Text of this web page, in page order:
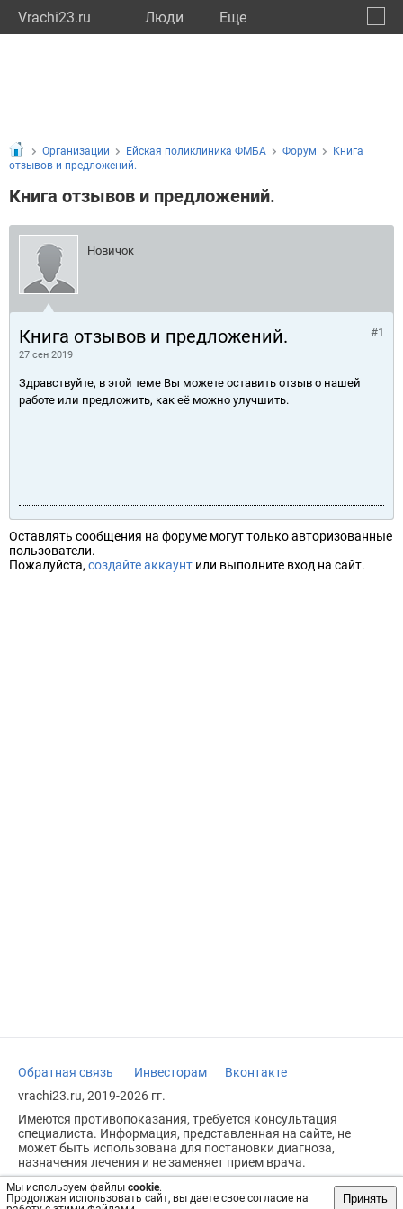
Vrachi23.ru Люди Eще
Мы используем файлы cookie.
Продолжая использовать сайт, вы даете свое согласие на
Принять
Организации Ейская поликлиника ФМБА Форум
Книга
отзывов и предложений.
Книга отзывов и предложений.
Новичок
Книга отзывов и предложений.
27 сен 2019
#1
Здравствуйте, в этой теме Вы можете оставить отзыв о нашей
работе или предложить, как её можно улучшить.
Оставлять сообщения на форуме могут только авторизованные
пользователи.
Пожалуйста, создайте аккаунт или выполните вход на сайт.
Обратная связь Инвесторам
Вконтакте
vrachi23.ru, 2019-2026 гг.
Имеются противопоказания, требуется консультация
специалиста. Информация, представленная на сайте, не
может быть использована для постановки диагноза,
назначения лечения и не заменяет прием врача.
Возрастное ограничение: 18+